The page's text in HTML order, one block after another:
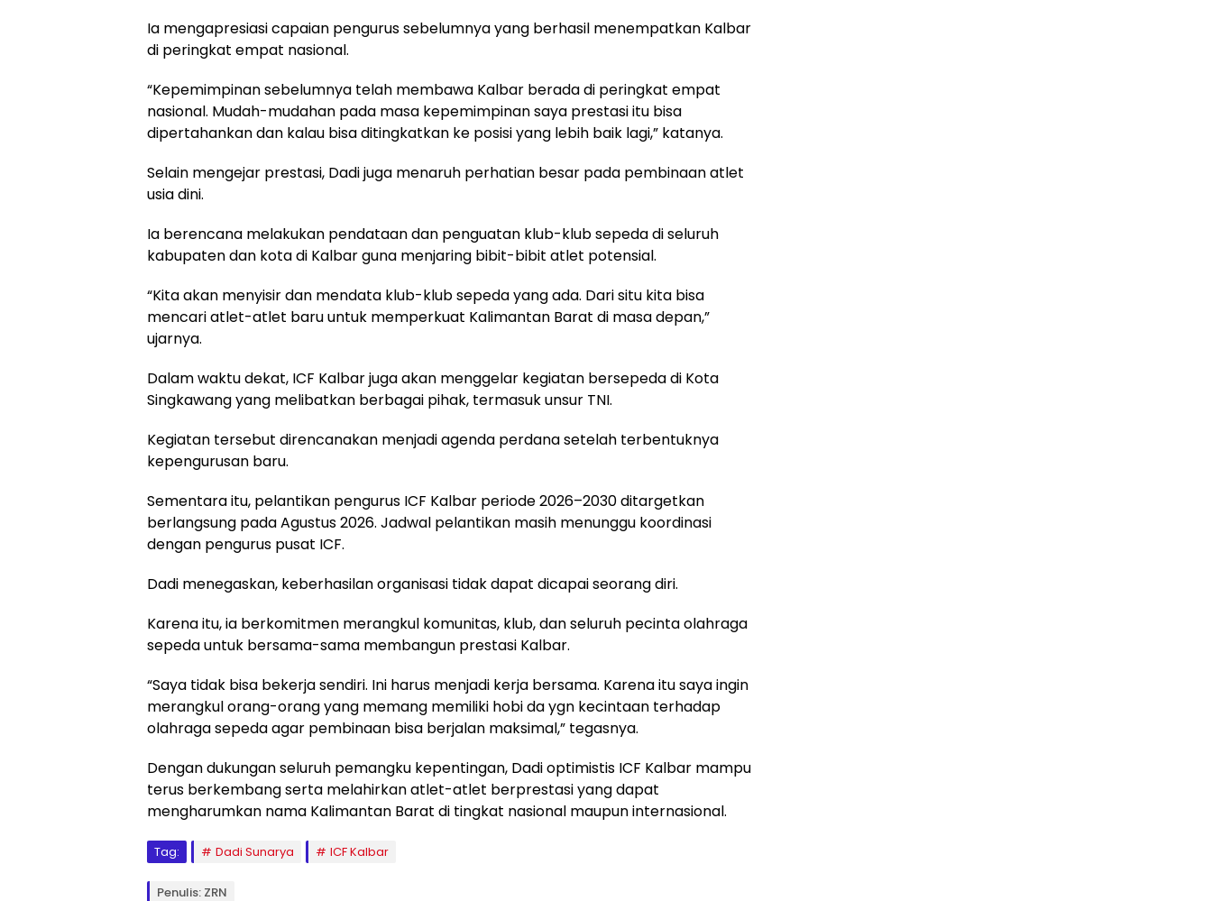
Ia mengapresiasi capaian pengurus sebelumnya yang berhasil menempatkan Kalbar
di peringkat empat nasional.
“Kepemimpinan sebelumnya telah membawa Kalbar berada di peringkat empat
nasional. Mudah-mudahan pada masa kepemimpinan saya prestasi itu bisa
dipertahankan dan kalau bisa ditingkatkan ke posisi yang lebih baik lagi,” katanya.
Selain mengejar prestasi, Dadi juga menaruh perhatian besar pada pembinaan atlet
usia dini.
Ia berencana melakukan pendataan dan penguatan klub-klub sepeda di seluruh
kabupaten dan kota di Kalbar guna menjaring bibit-bibit atlet potensial.
“Kita akan menyisir dan mendata klub-klub sepeda yang ada. Dari situ kita bisa
mencari atlet-atlet baru untuk memperkuat Kalimantan Barat di masa depan,”
ujarnya.
Dalam waktu dekat, ICF Kalbar juga akan menggelar kegiatan bersepeda di Kota
Singkawang yang melibatkan berbagai pihak, termasuk unsur TNI.
Kegiatan tersebut direncanakan menjadi agenda perdana setelah terbentuknya
kepengurusan baru.
Sementara itu, pelantikan pengurus ICF Kalbar periode 2026–2030 ditargetkan
berlangsung pada Agustus 2026. Jadwal pelantikan masih menunggu koordinasi
dengan pengurus pusat ICF.
Dadi menegaskan, keberhasilan organisasi tidak dapat dicapai seorang diri.
Karena itu, ia berkomitmen merangkul komunitas, klub, dan seluruh pecinta olahraga
sepeda untuk bersama-sama membangun prestasi Kalbar.
“Saya tidak bisa bekerja sendiri. Ini harus menjadi kerja bersama. Karena itu saya ingin
merangkul orang-orang yang memang memiliki hobi da ygn kecintaan terhadap
olahraga sepeda agar pembinaan bisa berjalan maksimal,” tegasnya.
Dengan dukungan seluruh pemangku kepentingan, Dadi optimistis ICF Kalbar mampu
terus berkembang serta melahirkan atlet-atlet berprestasi yang dapat
mengharumkan nama Kalimantan Barat di tingkat nasional maupun internasional.
Tag: Dadi Sunarya ICF Kalbar
Penulis: ZRN